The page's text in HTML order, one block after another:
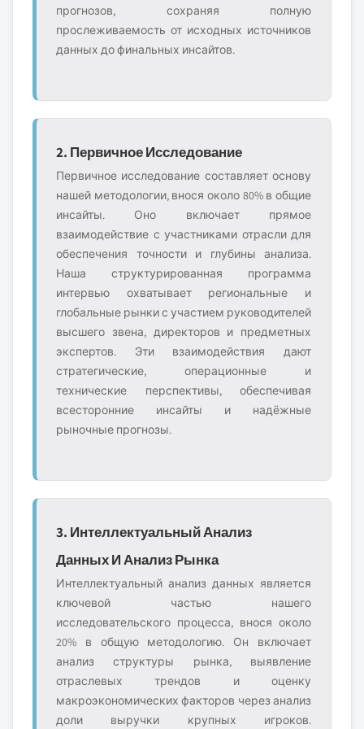
прогнозов, сохраняя полную
прослеживаемость от исходных источников
данных до финальных инсайтов.
2. Первичное Исследование
Первичное исследование составляет основу
нашей методологии, внося около 80% в общие
инсайты. Оно включает прямое
взаимодействие с участниками отрасли для
обеспечения точности и глубины анализа.
Наша структурированная программа
интервью охватывает региональные и
глобальные рынки с участием руководителей
высшего звена, директоров и предметных
экспертов. Эти взаимодействия дают
стратегические, операционные и
технические перспективы, обеспечивая
всесторонние инсайты и надёжные
рыночные прогнозы.
3. Интеллектуальный Анализ
Данных И Анализ Рынка
Интеллектуальный анализ данных является
ключевой частью нашего
исследовательского процесса, внося около
20% в общую методологию. Он включает
анализ структуры рынка, выявление
отраслевых трендов и оценку
макроэкономических факторов через анализ
доли выручки крупных игроков.